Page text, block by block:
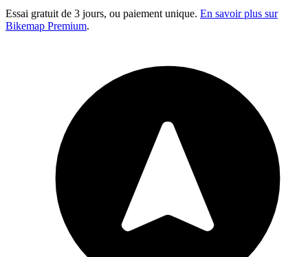
Essai gratuit de 3 jours, ou paiement unique. En savoir plus sur
Bikemap Premium.